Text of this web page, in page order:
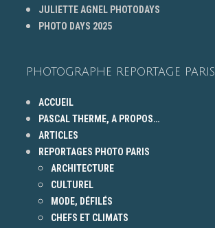
JULIETTE AGNEL PHOTODAYS
PHOTO DAYS 2025
PHOTOGRAPHE REPORTAGE PARIS
ACCUEIL
PASCAL THERME, A PROPOS…
ARTICLES
REPORTAGES PHOTO PARIS
ARCHITECTURE
CULTUREL
MODE, DÉFILÉS
CHEFS ET CLIMATS